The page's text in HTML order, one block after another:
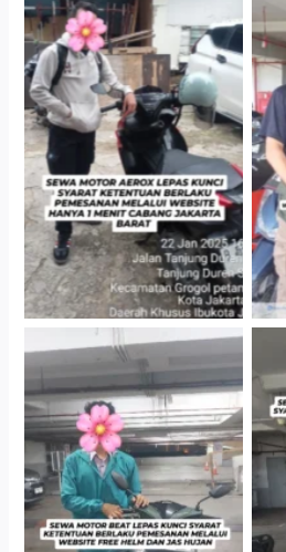
Cabang Jakarta Barat
Cityplaza Jatinegara
Gedung Parkir P6A